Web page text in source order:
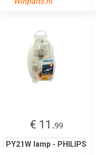
€ 11.99
PY21W lamp - PHILIPS